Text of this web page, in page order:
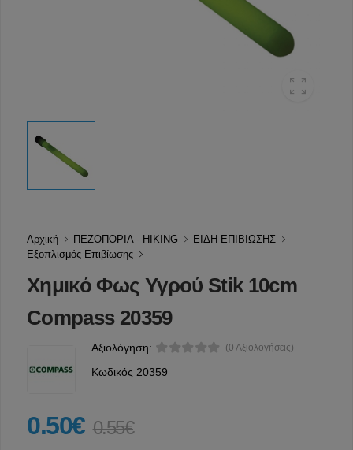
Αρχική ΠΕΖΟΠΟΡΙΑ - HIKING
ΕΙΔΗ ΕΠΙΒΙΩΣΗΣ
Εξοπλισμός Επιβίωσης
Χημικό Φως Υγρού Stik 10cm
Compass 20359
Αξιολόγηση: (0 Αξιολογήσεις)
Κωδικός 20359
0.50€ 0.55€